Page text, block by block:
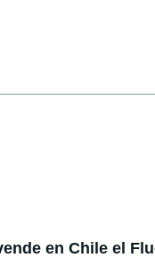
en Chile el